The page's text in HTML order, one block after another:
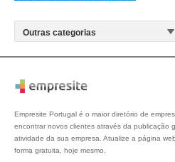
Empresite Portugal é o maior diretório de
encontrar novos clientes através da publicação
atividade da sua empresa. Atualize a página
forma gratuita, hoje mesmo.